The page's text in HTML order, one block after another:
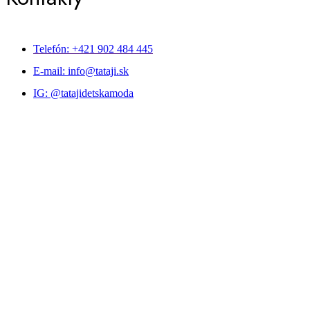
Telefón: +421 902 484 445
E-mail: info@tataji.sk
IG: @tatajidetskamoda